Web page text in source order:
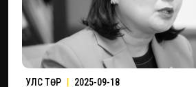
УЛС ТӨР 2025-09-18